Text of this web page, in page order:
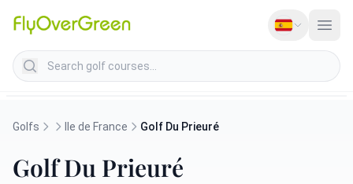
Search golf courses
Golfs Ile de France Golf Du Prieuré
Golf Du Prieuré